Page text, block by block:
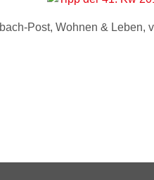
Post, Wohnen & Leben,